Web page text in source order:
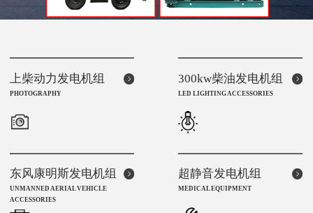
上柴动力发电机组
PHOTOGRAPHY
300kw柴油发电机组
LED LIGHTING ACCESSORIES
东风康明斯发电机组
UNMANNED AERIAL VEHICLE
ACCESSORIES
超静音发电机组
MEDICAL EQUIPMENT